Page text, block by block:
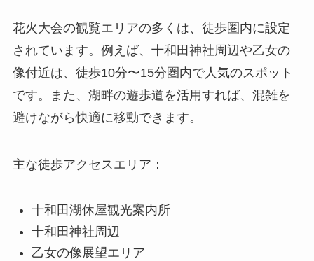
花火大会の観覧エリアの多くは、徒歩圏内に設定
されています。例えば、十和田神社周辺や乙女の
像付近は、徒歩10分〜15分圏内で人気のスポット
です。また、湖畔の遊歩道を活用すれば、混雑を
避けながら快適に移動できます。
主な徒歩アクセスエリア：
十和田湖休屋観光案内所
十和田神社周辺
乙女の像展望エリア